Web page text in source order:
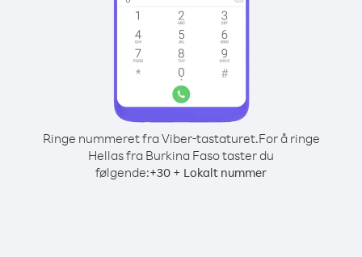
Ringe nummeret fra Viber-tastaturet.For å ringe
Hellas fra Burkina Faso taster du
følgende:+30 + Lokalt nummer